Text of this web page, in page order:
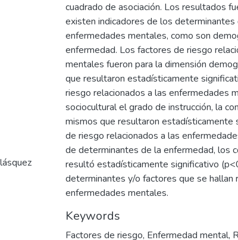
cuadrado de asociación. Los resultados
existen indicadores de los
enfermedades mentales, como son
enfermedad. Los factores de riesgo
mentales fueron para la dimensión
que resultaron estadísticamente
riesgo relacionados a las enfermedades
sociocultural el grado de instrucción, la
mismos que resultaron
de riesgo relacionados a las
de determinantes de la enfermedad, los
resultó estadísticamente significativo
determinantes y/o factores que se hallan
enfermedades mentales.
Keywords
Factores de riesgo, Enfermedad mental,